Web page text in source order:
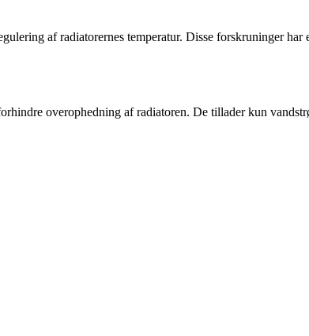
af radiatorernes temperatur. Disse forskruninger
overophedning af radiatoren. De tillader kun